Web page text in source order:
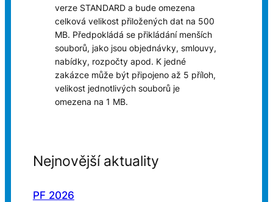
verze STANDARD a bude omezena
celková velikost přiložených dat na 500
MB. Předpokládá se přikládání menších
souborů, jako jsou objednávky, smlouvy,
nabídky, rozpočty apod. K jedné
zakázce může být připojeno až 5 příloh,
velikost jednotlivých souborů je
omezena na 1 MB.
Nejnovější aktuality
PF 2026